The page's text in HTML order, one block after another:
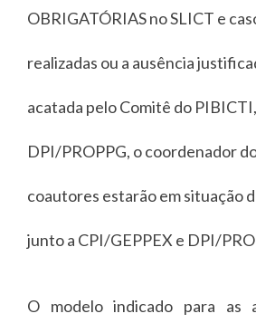
OBRIGATÓRIAS no SLICT e
realizadas ou a ausência
acatada pelo Comitê do
DPI/PROPPG, o coordenador
coautores estarão em situação
junto a CPI/GEPPEX e DPI/
O modelo indicado para as